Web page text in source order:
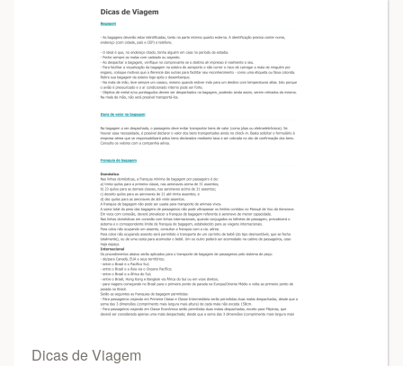
Dicas de Viagem